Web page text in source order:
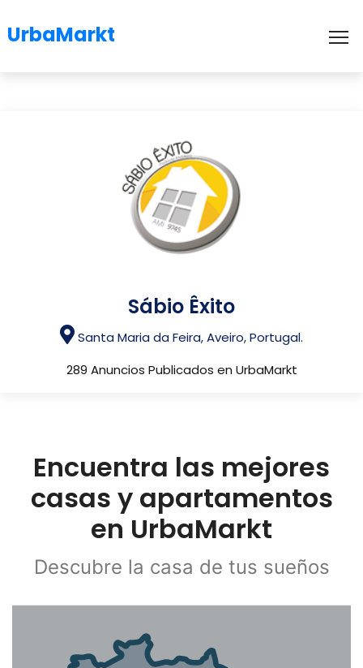
UrbaMarkt
Sábio Êxito
Santa Maria da Feira, Aveiro, Portugal.
289 Anuncios Publicados en UrbaMarkt
Encuentra las mejores
casas y apartamentos
en UrbaMarkt
Descubre la casa de tus sueños